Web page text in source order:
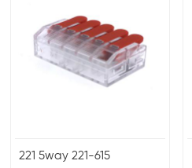
221 5way 221-615